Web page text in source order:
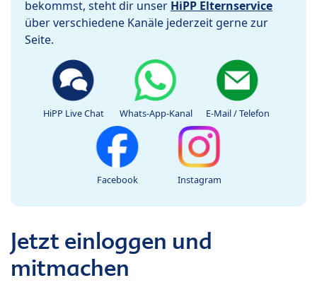
bekommst, steht dir unser HiPP Elternservice
über verschiedene Kanäle jederzeit gerne zur
Seite.
HiPP Live Chat Whats-App-Kanal E-Mail / Telefon
Facebook Instagram
Jetzt einloggen und
mitmachen